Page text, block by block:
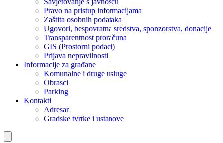
Savjetovanje s javnošću
Pravo na pristup informacijama
Zaštita osobnih podataka
Ugovori, bespovratna sredstva, sponzorstva, donacije
Transparentnost proračuna
GIS (Prostorni podaci)
Prijava nepravilnosti
Informacije za građane
Komunalne i druge usluge
Obrasci
Parking
Kontakti
Adresar
Gradske tvrtke i ustanove